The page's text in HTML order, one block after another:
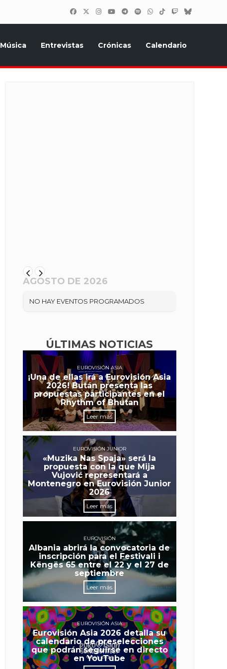
Música Entrevistas Crónicas Calendario
AGOSTO DE 2026
NO HAY EVENTOS PROGRAMADOS
ÚLTIMAS NOTICIAS
EUROVISIÓN ASIA
¡Una de ellas irá a Eurovisión Asia
2026! Bután presenta las
propuestas participantes en el
Rhythm of Bhutan
Leer más
EUROVISIÓN JUNIOR
«Muzika Nas Spaja» será la
propuesta con la que Mija
Vujović representará a
Montenegro en Eurovisión Junior
2026
Leer más
EUROVISIÓN
Albania abrirá la convocatoria de
inscripción para el Festivali i
Këngës 65 entre el 22 y el 27 de
septiembre
Leer más
EUROVISIÓN ASIA
Eurovisión Asia 2026 detalla su
calendario de preselecciones
que podrán seguirse en directo
en YouTube